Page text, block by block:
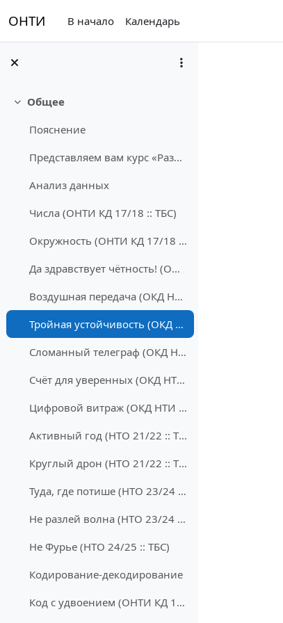
ОНТИ В начало Календарь
Свернуть
Общее
Пояснение
Представляем вам курс «Разборы задач профиля ТБС»....
Анализ данных
Числа (ОНТИ КД 17/18 :: ТБС)
Окружность (ОНТИ КД 17/18 :: ТБС)
Да здравствует чётность! (ОНТИ КД 19/20 :: ТБС)
Воздушная передача (ОКД НТИ 20/21 :: ТБС)
Тройная устойчивость (ОКД НТИ 20/21 :: ТБС)
Сломанный телеграф (ОКД НТИ 20/21 :: ТБС)
Счёт для уверенных (ОКД НТИ 20/21 :: ТБС)
Цифровой витраж (ОКД НТИ 20/21 :: ТБС)
Активный год (НТО 21/22 :: ТБС)
Круглый дрон (НТО 21/22 :: ТБС)
Туда, где потише (НТО 23/24 :: ТБС)
Не разлей волна (НТО 23/24 :: ТБС)
Не Фурье (НТО 24/25 :: ТБС)
Кодирование-декодирование
Код с удвоением (ОНТИ КД 19/20 :: ТБС)